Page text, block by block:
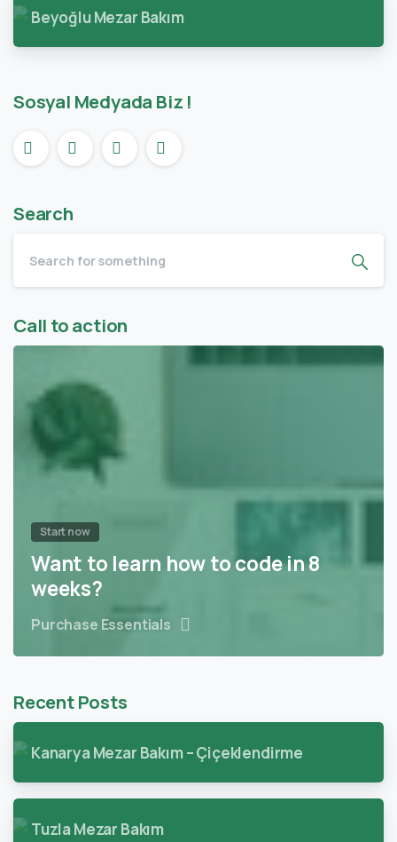
Beyoğlu Mezar Bakım
Sosyal Medyada Biz !
Search
Call to action
Start now
Want to learn how to code in 8
weeks?
Purchase Essentials
Recent Posts
Kanarya Mezar Bakım – Çiçeklendirme
Tuzla Mezar Bakım